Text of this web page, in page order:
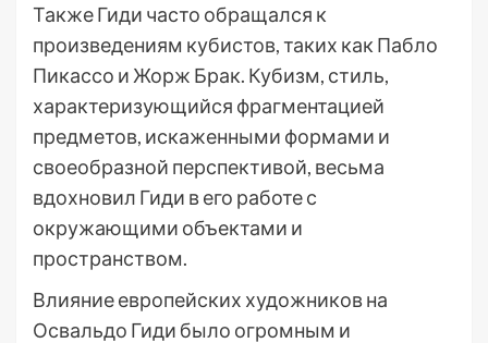
Также Гиди часто обращался к
произведениям кубистов, таких как Пабло
Пикассо и Жорж Брак. Кубизм, стиль,
характеризующийся фрагментацией
предметов, искаженными формами и
своеобразной перспективой, весьма
вдохновил Гиди в его работе с
окружающими объектами и
пространством.
Влияние европейских художников на
Освальдо Гиди было огромным и